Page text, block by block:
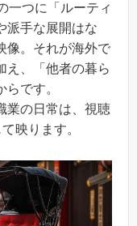
一つに「ルーティ
派手な展開はな
像。それが海外で
え、「他者の暮ら
です。
業の日常は、視聴
映ります。